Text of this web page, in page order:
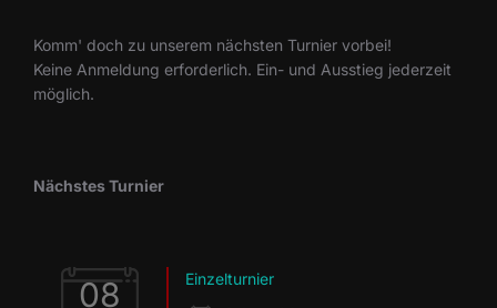
Komm' doch zu unserem nächsten Turnier vorbei!
Keine Anmeldung erforderlich. Ein- und Ausstieg jederzeit
möglich.
Nächstes Turnier
08
Einzelturnier